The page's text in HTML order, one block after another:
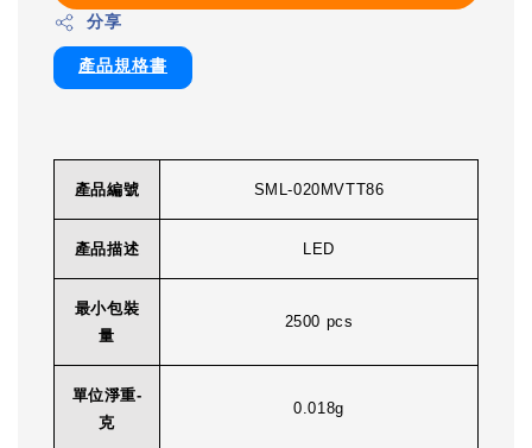
分享
產品規格書
產品編號 SML-020MVTT86
產品描述 LED
最小包裝
量
2500 pcs
單位淨重-
克
0.018g